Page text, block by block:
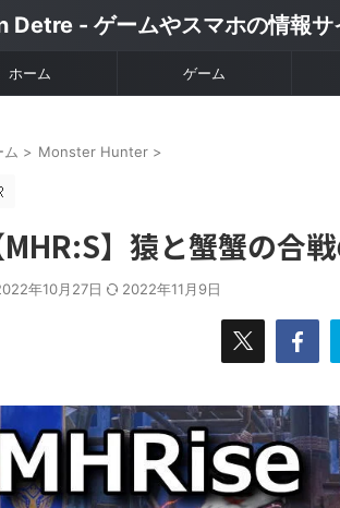
Detre - ゲームやスマホの情報サ
ホーム ゲーム
ム > Monster Hunter >
MHR:S】猿と蟹蟹の合
年10月27日 2022年11月9日